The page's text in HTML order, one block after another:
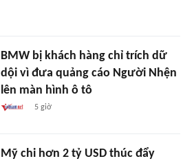
BMW bị khách hàng chỉ trích dữ
dội vì đưa quảng cáo Người Nhện
lên màn hình ô tô
5 giờ
Mỹ chi hơn 2 tỷ USD thúc đẩy